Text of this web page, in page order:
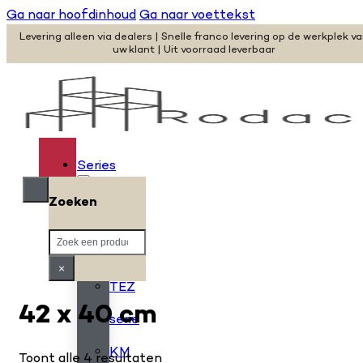
Ga naar hoofdinhoudGa naar voettekst
Levering alleen via dealers | Snelle franco levering op de werkplek
uw klant | Uit voorraad leverbaar
Series
serie
TEZ
serie
KM
Zoeken
Zoeken
×
42 x 40 cm
Toont alle 4 resultaten